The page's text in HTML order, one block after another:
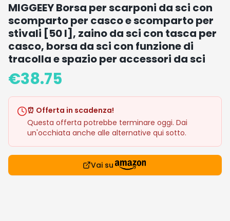
MIGGEEY Borsa per scarponi da sci con
scomparto per casco e scomparto per
stivali [50 l], zaino da sci con tasca per
casco, borsa da sci con funzione di
tracolla e spazio per accessori da sci
€38.75
⏰ Offerta in scadenza!
Questa offerta potrebbe terminare oggi. Dai
un'occhiata anche alle alternative qui sotto.
Vai su